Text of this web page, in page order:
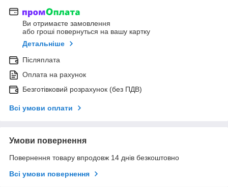
Ви отримаєте замовлення
або гроші повернуться на вашу картку
Детальніше
Післяплата
Оплата на рахунок
Безготівковий розрахунок (без ПДВ)
Всі умови оплати
Умови повернення
Повернення товару впродовж 14 днів безкоштовно
Всі умови повернення